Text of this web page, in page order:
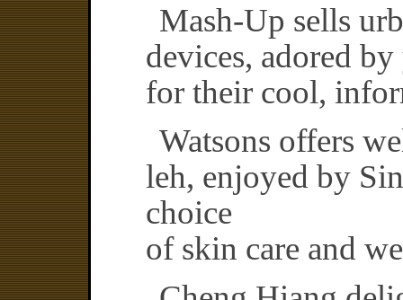
Mash-Up sells
devices, adored
for their cool,
Watsons offers
leh, enjoyed by
choice
of skin care and